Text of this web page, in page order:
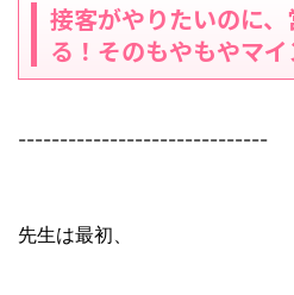
接客がやりたいのに
る！そのもやもやマイ
------------------------------
先生は最初、